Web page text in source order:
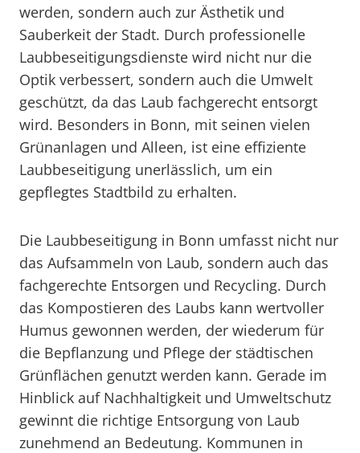
werden, sondern auch zur Ästhetik und
Sauberkeit der Stadt. Durch professionelle
Laubbeseitigungsdienste wird nicht nur die
Optik verbessert, sondern auch die Umwelt
geschützt, da das Laub fachgerecht entsorgt
wird. Besonders in Bonn, mit seinen vielen
Grünanlagen und Alleen, ist eine effiziente
Laubbeseitigung unerlässlich, um ein
gepflegtes Stadtbild zu erhalten.
Die Laubbeseitigung in Bonn umfasst nicht nur
das Aufsammeln von Laub, sondern auch das
fachgerechte Entsorgen und Recycling. Durch
das Kompostieren des Laubs kann wertvoller
Humus gewonnen werden, der wiederum für
die Bepflanzung und Pflege der städtischen
Grünflächen genutzt werden kann. Gerade im
Hinblick auf Nachhaltigkeit und Umweltschutz
gewinnt die richtige Entsorgung von Laub
zunehmend an Bedeutung. Kommunen in